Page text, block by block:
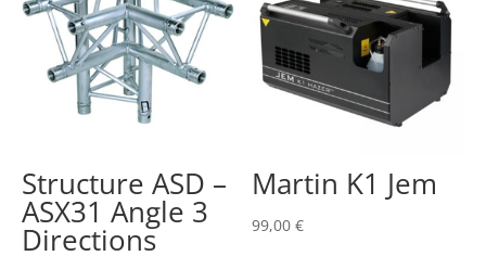
Structure ASD –
ASX31 Angle 3
Directions
Martin K1 Jem
99,00€